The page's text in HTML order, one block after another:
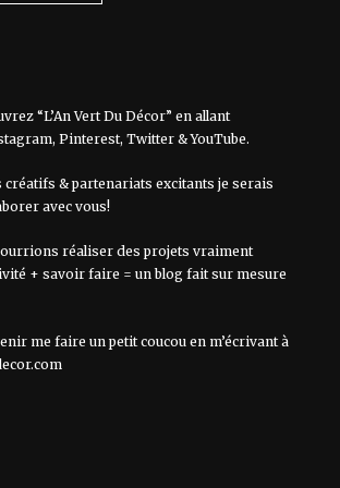
“L’An Vert Du Décor” en allant
, Pinterest, Twitter&YouTube.
créatifs & partenariats excitants je serais
avec vous!
réaliser des projets vraiment
+ savoir faire = un blog fait sur mesure
me faire un petit coucou en m’écrivant à